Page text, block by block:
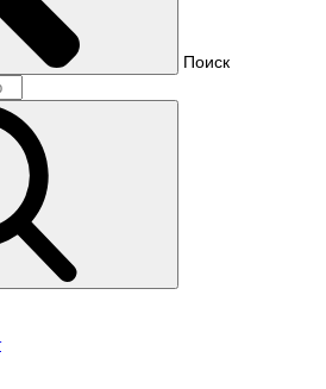
Поиск